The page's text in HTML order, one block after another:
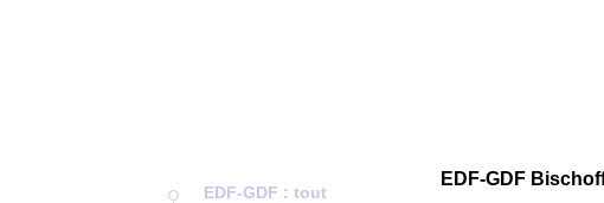
EDF-GDF : tout
EDF-GDF